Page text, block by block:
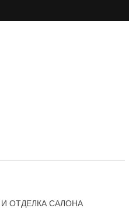
ОТДЕЛКА САЛОНА